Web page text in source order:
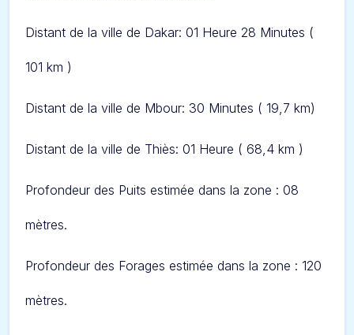
Distant de la ville de Dakar: 01 Heure 28 Minutes (
101 km )
Distant de la ville de Mbour: 30 Minutes ( 19,7 km)
Distant de la ville de Thiès: 01 Heure ( 68,4 km )
Profondeur des Puits estimée dans la zone : 08
mètres.
Profondeur des Forages estimée dans la zone : 120
mètres.